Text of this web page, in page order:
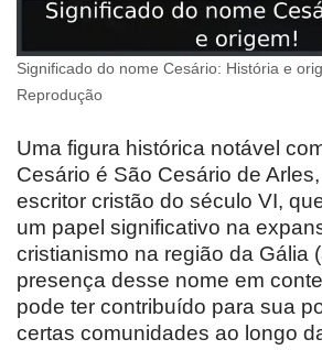
Significado do nome Cesário: História e
Reprodução
Uma figura histórica notável
Cesário é São Cesário de
escritor cristão do século VI,
um papel significativo na
cristianismo na região da Gália
presença desse nome em
pode ter contribuído para sua
certas comunidades ao longo